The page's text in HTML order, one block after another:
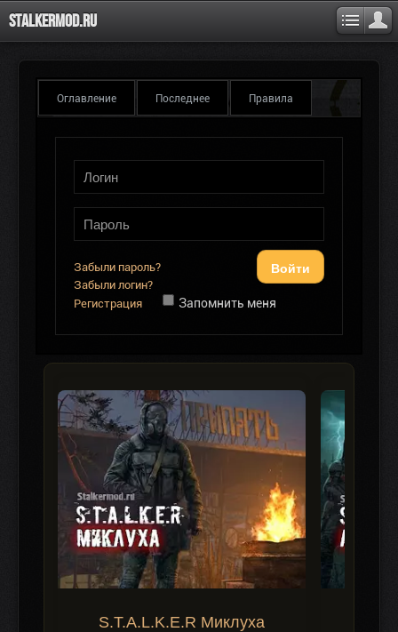
Stalkermod.ru
Оглавление Последнее Правила
Войти
Забыли пароль?
Забыли логин?
Регистрация
Запомнить меня
S.T.A.L.K.E.R Миклуха